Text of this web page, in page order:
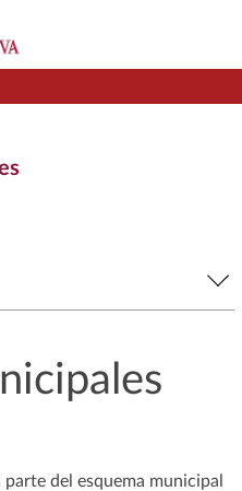
del esquema municipal